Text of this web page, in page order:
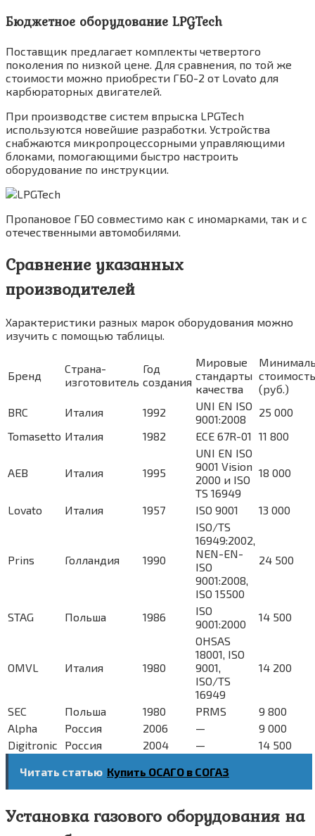
Бюджетное оборудование LPGTech
Поставщик предлагает комплекты четвертого
поколения по низкой цене. Для сравнения, по той же
стоимости можно приобрести ГБО-2 от Lovato для
карбюраторных двигателей.
При производстве систем впрыска LPGTech
используются новейшие разработки. Устройства
снабжаются микропроцессорными управляющими
блоками, помогающими быстро настроить
оборудование по инструкции.
Пропановое ГБО совместимо как с иномарками, так и с
отечественными автомобилями.
Сравнение указанных
производителей
Характеристики разных марок оборудования можно
изучить с помощью таблицы.
Бренд
Страна-
изготовитель
Год
создания
Мировые
стандарты
качества
стоимость
(руб.)
BRC
Италия 1992
UNI EN ISO
9001:2008
25 000
Tomasetto Италия 1982 ECE 67R-01 11 800
AEB Италия 1995
UNI EN ISO
9001 Vision
2000 и ISO
TS 16949
18 000
Lovato Италия 1957 ISO 9001 13 000
Prins Голландия 1990
ISO/TS
16949:2002,
NEN-EN-
ISO
9001:2008,
ISO 15500
24 500
STAG Польша 1986
ISO
9001:2000
14 500
OMVL Италия 1980
OHSAS
18001, ISO
9001,
ISO/TS
16949
14 200
SEC Польша 1980 PRMS
9 800
Alpha
Россия 2006 —
9 000
Digitronic
Россия 2004 —
14 500
Читать статью Купить ОСАГО в СОГАЗ
Установка газового оборудования на